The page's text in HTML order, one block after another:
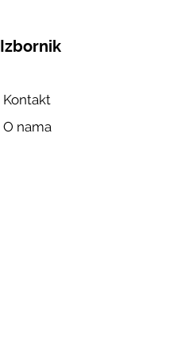
Izbornik
Kontakt
O nama